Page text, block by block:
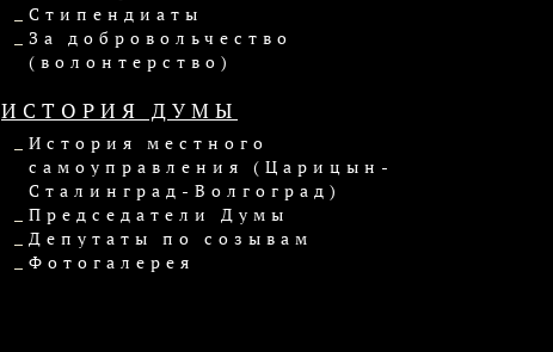
Стипендиаты
За добровольчество
(волонтерство)
ИСТОРИЯ ДУМЫ
История местного
самоуправления (Царицын-
Сталинград-Волгоград)
Председатели Думы
Депутаты по созывам
Фотогалерея